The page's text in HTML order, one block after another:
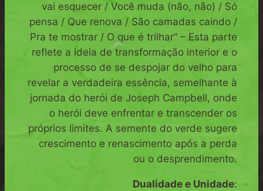
vai esquecer / Você muda (não, não) / Só
pensa / Que renova / São camadas caindo /
Pra te mostrar / O que é trilhar” – Esta parte
reflete a ideia de transformação interior e o
processo de se despojar do velho para
revelar a verdadeira essência, semelhante à
jornada do herói de Joseph Campbell, onde
o herói deve enfrentar e transcender os
próprios limites. A semente do verde sugere
crescimento e renascimento após a perda
ou o desprendimento.
Dualidade e Unidade: